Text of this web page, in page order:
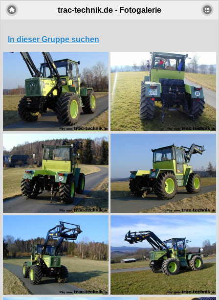
trac-technik.de - Fotogalerie
In dieser Gruppe suchen